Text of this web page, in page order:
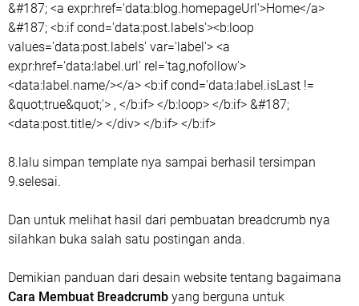
&#187; <a expr:href='data:blog.homepageUrl'>Home</a>
&#187; <b:if cond='data:post.labels'><b:loop
values='data:post.labels' var='label'> <a
expr:href='data:label.url' rel='tag,nofollow'>
<data:label.name/></a> <b:if cond='data:label.isLast !=
&quot;true&quot;'> , </b:if> </b:loop> </b:if> &#187;
<data:post.title/> </div> </b:if> </b:if>
8.lalu simpan template nya sampai berhasil tersimpan
9.selesai.
Dan untuk melihat hasil dari pembuatan breadcrumb nya
silahkan buka salah satu postingan anda.
Demikian panduan dari desain website tentang bagaimana
Cara Membuat Breadcrumb yang berguna untuk